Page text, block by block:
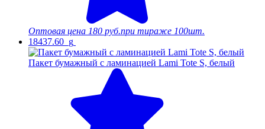
Оптовая цена 180 руб.при тираже 100шт.
18437.60_g
Пакет бумажный с ламинацией Lami Tote S, белый